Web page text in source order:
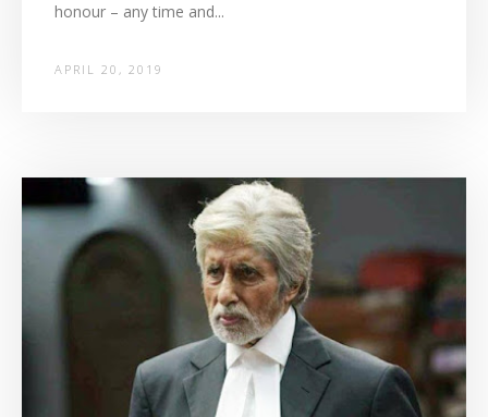
honour – any time and...
APRIL 20, 2019